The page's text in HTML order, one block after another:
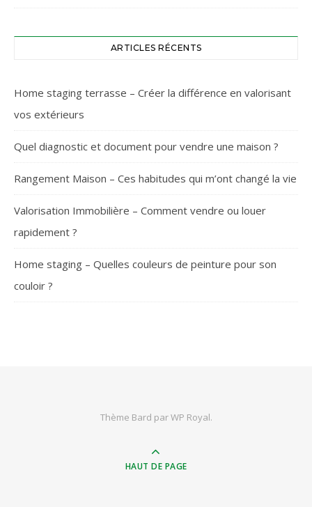
ARTICLES RÉCENTS
Home staging terrasse – Créer la différence en valorisant
vos extérieurs
Quel diagnostic et document pour vendre une maison ?
Rangement Maison – Ces habitudes qui m’ont changé la vie
Valorisation Immobilière – Comment vendre ou louer
rapidement ?
Home staging – Quelles couleurs de peinture pour son
couloir ?
Thème Bard parWP Royal.
HAUT DE PAGE